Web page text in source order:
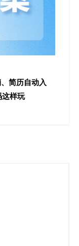
简历自动入
样玩